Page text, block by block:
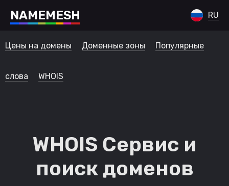
NAMEMESH RU
Цены на домены Доменные зоны Популярные
слова WHOIS
WHOIS Сервис и
поиск доменов